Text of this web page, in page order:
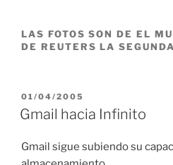
LAS FOTOS SON DE EL
DE REUTERS LA SEGUNDA
POSTED
ON
01/04/2005
Gmail hacia Infinito
Gmail sigue subiendo su